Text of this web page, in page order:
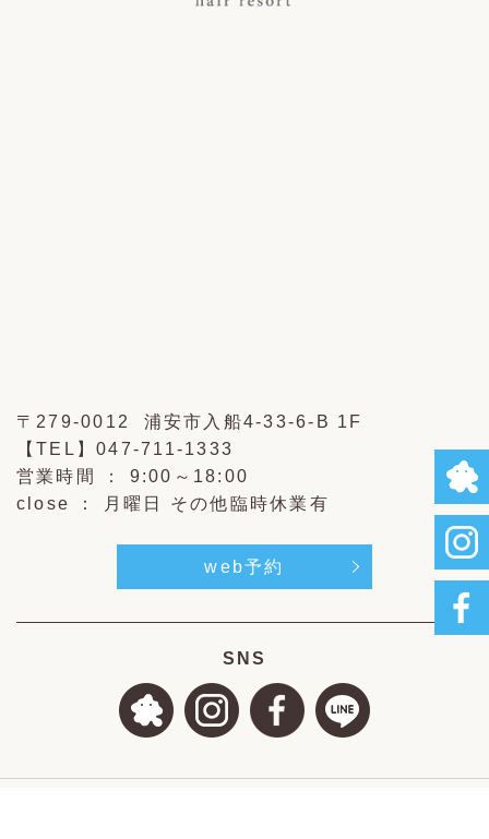
〒279-0012 浦安市入船4-33-6-B 1F
【TEL】047-711-1333
営業時間 ： 9:00～18:00
close ： 月曜日 その他臨時休業有
web予約
SNS